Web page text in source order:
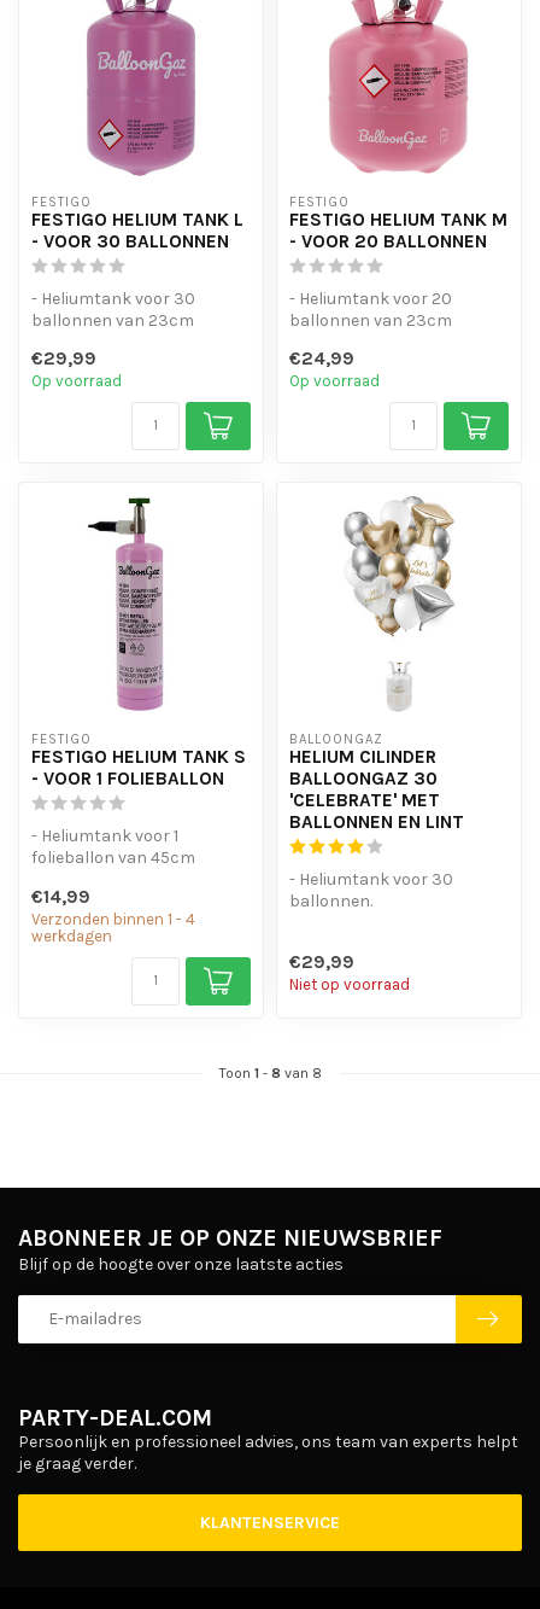
FESTIGO
FESTIGO HELIUM TANK L
- VOOR 30 BALLONNEN
- Heliumtank voor 30
ballonnen van 23cm
€29,99
Op voorraad
FESTIGO
FESTIGO HELIUM TANK M
- VOOR 20 BALLONNEN
- Heliumtank voor 20
ballonnen van 23cm
€24,99
Op voorraad
FESTIGO
FESTIGO HELIUM TANK S
- VOOR 1 FOLIEBALLON
- Heliumtank voor 1
folieballon van 45cm
ballonnen van 23cm...
€14,99
Verzonden binnen 1 - 4
werkdagen
BALLOONGAZ
HELIUM CILINDER
BALLOONGAZ 30
'CELEBRATE' MET
BALLONNEN EN LINT
- Heliumtank voor 30
ballonnen.
€29,99
Niet op voorraad
Toon 1- 8 van 8
PARTY-DEAL.COM
Persoonlijk en professioneel advies, ons team van experts helpt
je graag verder.
KLANTENSERVICE
ABONNEER JE OP ONZE NIEUWSBRIEF
Blijf op de hoogte over onze laatste acties